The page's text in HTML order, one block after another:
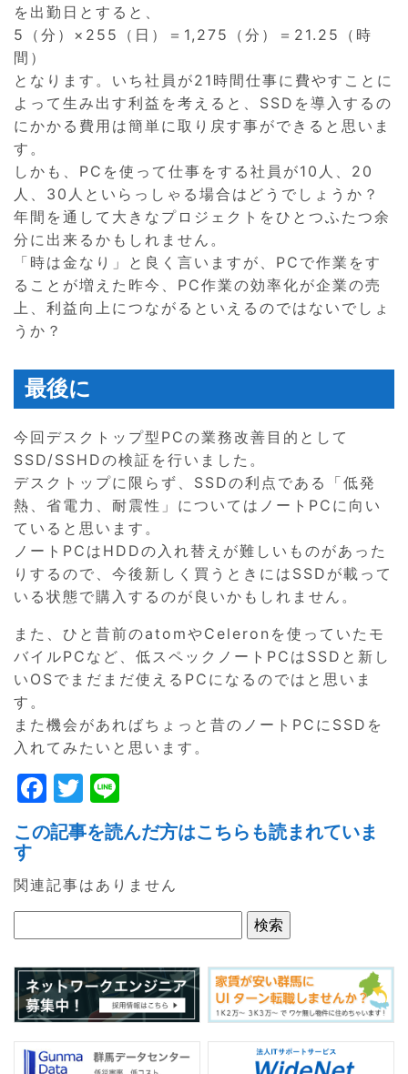
を出勤日とすると、
5（分）×255（日）＝1,275（分）＝21.25（時
間）
となります。いち社員が21時間仕事に費やすことに
よって生み出す利益を考えると、SSDを導入するの
にかかる費用は簡単に取り戻す事ができると思いま
す。
しかも、PCを使って仕事をする社員が10人、20
人、30人といらっしゃる場合はどうでしょうか？
年間を通して大きなプロジェクトをひとつふたつ余
分に出来るかもしれません。
「時は金なり」と良く言いますが、PCで作業をす
ることが増えた昨今、PC作業の効率化が企業の売
上、利益向上につながるといえるのではないでしょ
うか？
最後に
今回デスクトップ型PCの業務改善目的として
SSD/SSHDの検証を行いました。
デスクトップに限らず、SSDの利点である「低発
熱、省電力、耐震性」についてはノートPCに向い
ていると思います。
ノートPCはHDDの入れ替えが難しいものがあった
りするので、今後新しく買うときにはSSDが載って
いる状態で購入するのが良いかもしれません。
また、ひと昔前のatomやCeleronを使っていたモ
バイルPCなど、低スペックノートPCはSSDと新し
いOSでまだまだ使えるPCになるのではと思いま
す。
また機会があればちょっと昔のノートPCにSSDを
入れてみたいと思います。
F
a
c
e
b
o
o
k
T
w
itt
er
n
e
この記事を読んだ方はこちらも読まれていま
す
関連記事はありません